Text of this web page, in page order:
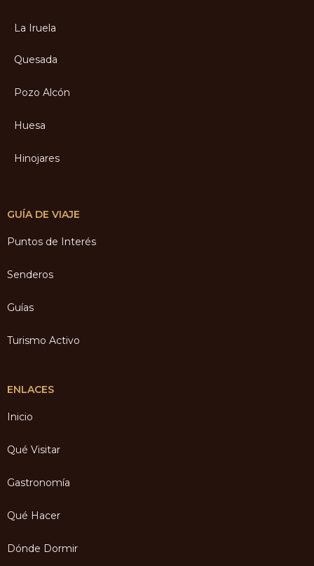
La Iruela
Quesada
Pozo Alcón
Huesa
Hinojares
GUÍA DE VIAJE
Puntos de Interés
Senderos
Guías
Turismo Activo
ENLACES
Inicio
Qué Visitar
Gastronomía
Qué Hacer
Dónde Dormir